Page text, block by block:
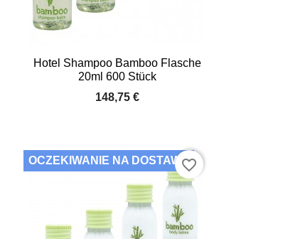
Hotel Shampoo Bamboo Flasche
20ml 600 Stück
148,75 €
Vorschau
OCZEKIWANIE NA DOSTAWĘfavorite_border